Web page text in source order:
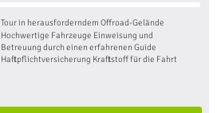
Tour in herausforderndem Offroad-Gelände
Hochwertige Fahrzeuge Einweisung und
Betreuung durch einen erfahrenen Guide
Haftpflichtversicherung Kraftstoff für die Fahrt